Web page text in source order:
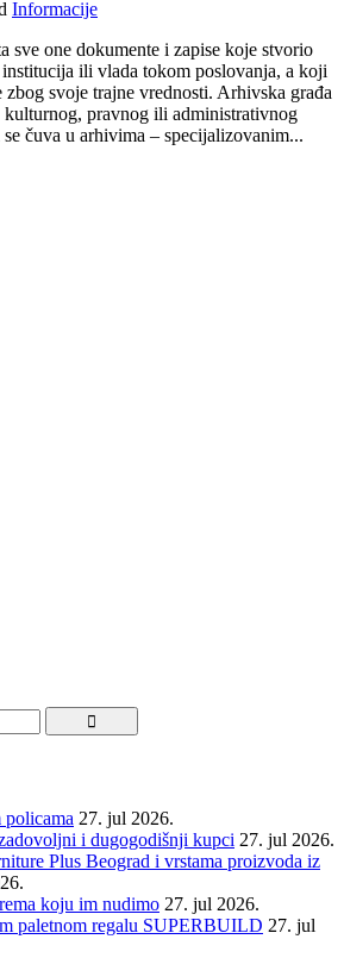
Informacije
sve one dokumente i zapise koje stvorio
ili vlada tokom poslovanja, a koji
svoje trajne vrednosti. Arhivska građa
pravnog ili administrativnog
čuva u arhivima – specijalizovanim...
27. jul 2026.
i dugogodišnji kupci 27. jul 2026.
Plus Beograd i vrstama proizvoda iz
koju im nudimo 27. jul 2026.
paletnom regalu SUPERBUILD 27. jul